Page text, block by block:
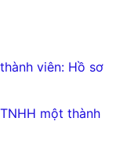
viên: Hồ sơ
một thành